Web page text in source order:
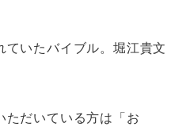
ていたバイブル。堀江貴文
ただいている方は「お